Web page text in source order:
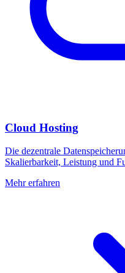
Cloud Hosting
Die dezentrale
Skalierbarkeit, Leistung und
Mehr erfahren